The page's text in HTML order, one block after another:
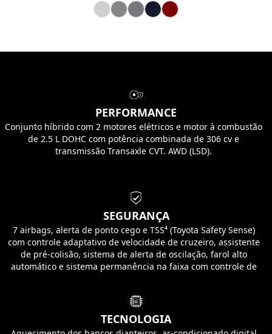
PERFORMANCE
Conjunto híbrido com 2 motores elétricos e motor à combustão
de 2.5 L DOHC com potência combinada de 306 cv e
transmissão Transaxle CVT. AWD (LSD).
SEGURANÇA
7 airbags, alerta de ponto cego e TSS⁴ (Toyota Safety Sense)
com controle adaptativo de velocidade de cruzeiro, assistente
de pré-colisão, sistema de alerta de oscilação, farol alto
automático e sistema permanência na faixa com controle de
TECNOLOGIA